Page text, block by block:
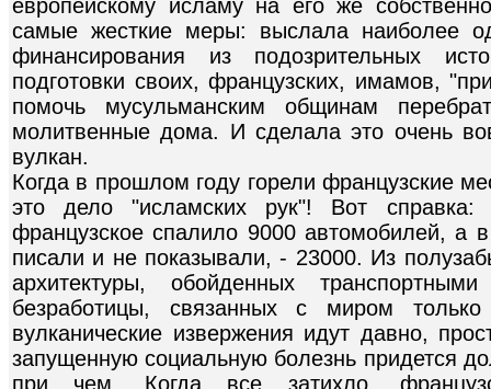
европейскому исламу на его же
самые жесткие меры: выслала наиболее
финансирования из подозрительных
подготовки своих, французских, имамов,
помочь мусульманским общинам
молитвенные дома. И сделала это очень
вулкан.
Когда в прошлом году горели французские
это дело "исламских рук"! Вот
французское спалило 9000 автомобилей, а
писали и не показывали, - 23000. Из
архитектуры, обойденных
безработицы, связанных с миром
вулканические извержения идут давно,
запущенную социальную болезнь придется
при чем. Когда все затихло,